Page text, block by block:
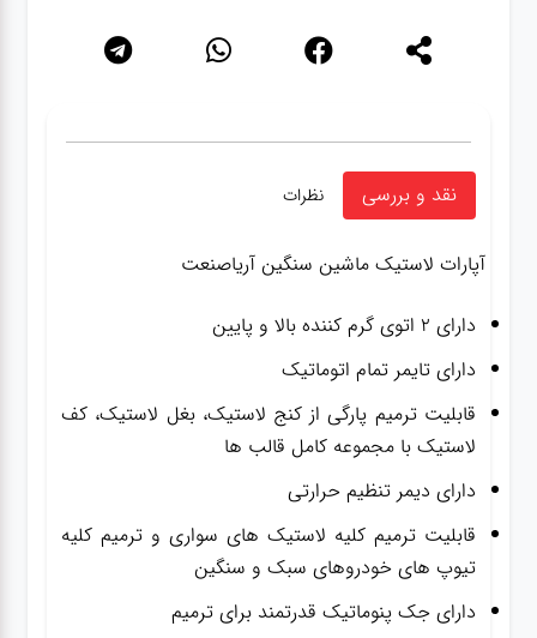
نقد و بررسی نظرات
آپارات لاستیک ماشین سنگین آریاصنعت
دارای ۲ اتوی گرم کننده بالا و پایین
دارای تایمر تمام اتوماتیک
قابلیت ترمیم پارگی از کنج لاستیک، بغل لاستیک، کف
لاستیک با مجموعه کامل قالب ها
دارای دیمر تنظیم حرارتی
قابلیت ترمیم کلیه لاستیک های سواری و ترمیم کلیه
تیوپ های خودروهای سبک و سنگین
دارای جک پنوماتیک قدرتمند برای ترمیم